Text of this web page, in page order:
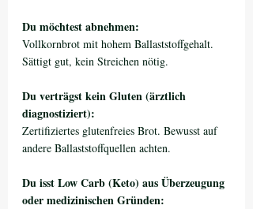
Du möchtest abnehmen:
Vollkornbrot mit hohem Ballaststoffgehalt.
Sättigt gut, kein Streichen nötig.
Du verträgst kein Gluten (ärztlich
diagnostiziert):
Zertifiziertes glutenfreies Brot. Bewusst auf
andere Ballaststoffquellen achten.
Du isst Low Carb (Keto) aus Überzeugung
oder medizinischen Gründen: